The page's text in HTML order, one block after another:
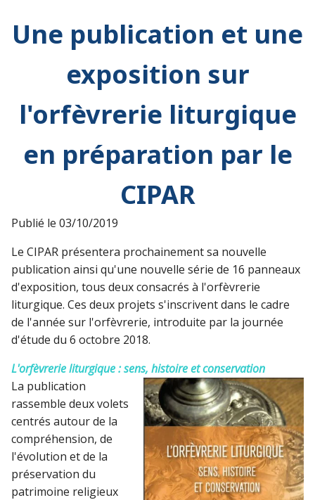
Une publication et une
exposition sur
l'orfèvrerie liturgique
en préparation par le
CIPAR
Publié le 03/10/2019
Le CIPAR présentera prochainement sa nouvelle
publication ainsi qu'une nouvelle série de 16 panneaux
d'exposition, tous deux consacrés à l'orfèvrerie
liturgique. Ces deux projets s'inscrivent dans le cadre
de l'année sur l'orfèvrerie, introduite par la journée
d'étude du 6 octobre 2018.
L'orfèvrerie liturgique : sens, histoire et conservation
La publication
rassemble deux volets
centrés autour de la
compréhension, de
l'évolution et de la
préservation du
patrimoine religieux